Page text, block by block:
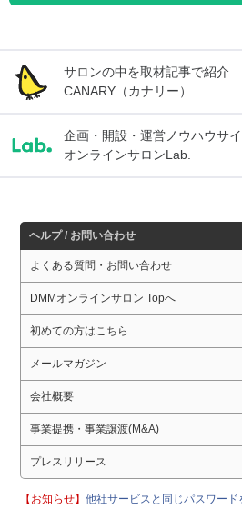
サロンの中を取材記事で紹介
CANARY（カナリー）
企画・開設・運営ノウハウサイ
オンラインサロンLab.
ヘルプ / お問い合わせ
よくある質問・お問い合わせ
DMMオンラインサロン Topへ
初めての方はこちら
メールマガジン
会社概要
事業提携・事業譲渡(M&A)
プレスリリース
【お知らせ】他社サービスと同じパスワー